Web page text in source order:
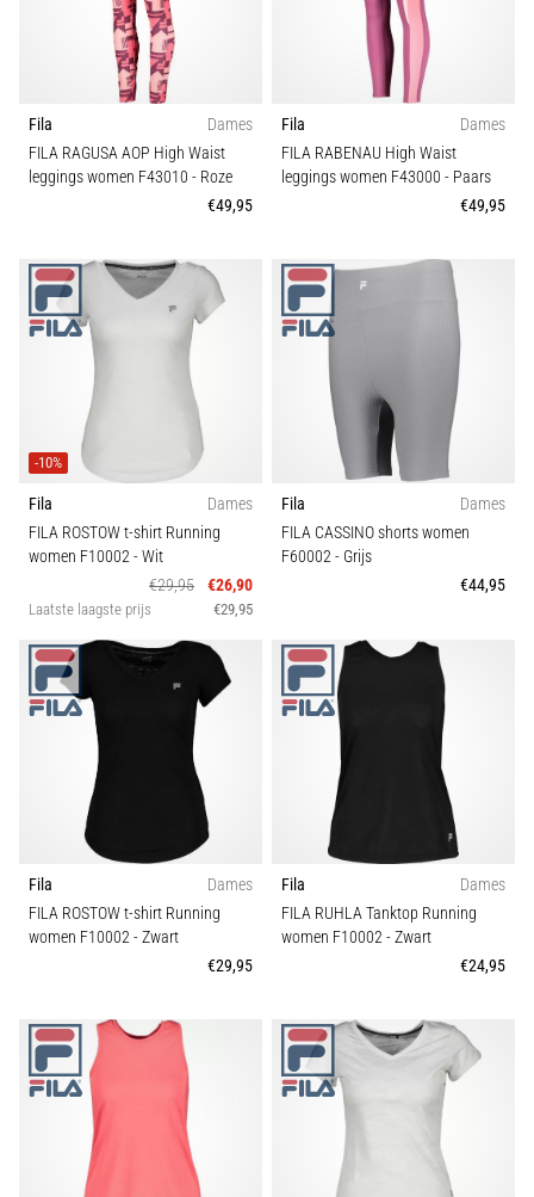
piepjestest:
zijn
ze
en
ze
uit?
de
shuttle
run
snelheid,
wendbaarheid
richtingsveranderingen.
voer
je
deze
7 min. lezen
Behandeling
en
Preventie
Hardlopersknie,
Pasvorm
Sport
Fila
Dames
FILA RAGUSA AOP High Waist
leggings women F43010 - Roze
€49,95
Fila
Dames
FILA RABENAU High Waist
leggings women F43000 - Paars
€49,95
-10%
Fila
Dames
FILA ROSTOW t-shirt Running
women F10002- Wit
€29,95
€26,90
Laatste laagste prijs €29,95
Fila
Dames
FILA CASSINO shorts women
F60002- Grijs
€44,95
Fila
Dames
FILA ROSTOW t-shirt Running
women F10002- Zwart
€29,95
Fila
Dames
FILA RUHLA Tanktop Running
women F10002- Zwart
€24,95